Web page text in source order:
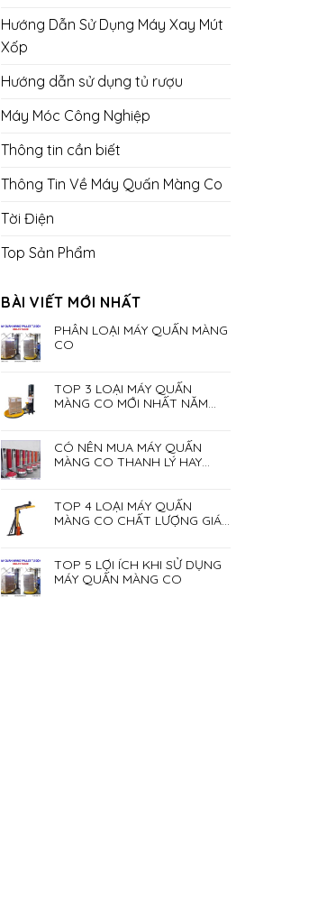
Hướng Dẫn Sử Dụng Máy Xay Mút
Xốp
Hướng dẫn sử dụng tủ rượu
Máy Móc Công Nghiệp
Thông tin cần biết
Thông Tin Về Máy Quấn Màng Co
Tời Điện
Top Sản Phẩm
BÀI VIẾT MỚI NHẤT
PHÂN LOẠI MÁY QUẤN MÀNG
CO
TOP 3 LOẠI MÁY QUẤN
MÀNG CO MỚI NHẤT NĂM
CÓ NÊN MUA MÁY QUẤN
MÀNG CO THANH LÝ HAY
TOP 4 LOẠI MÁY QUẤN
MÀNG CO CHẤT LƯỢNG GIÁ
TOP 5 LỢI ÍCH KHI SỬ DỤNG
MÁY QUẤN MÀNG CO